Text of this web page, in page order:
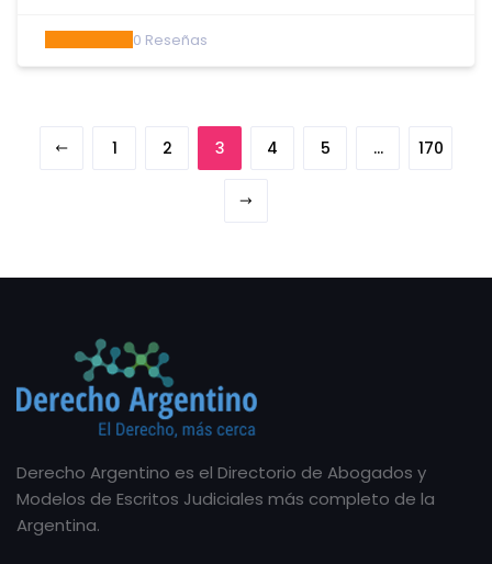
0 Reseñas
1 2 3 4 5 … 170
Derecho Argentino es el Directorio de Abogados y
Modelos de Escritos Judiciales más completo de la
Argentina.